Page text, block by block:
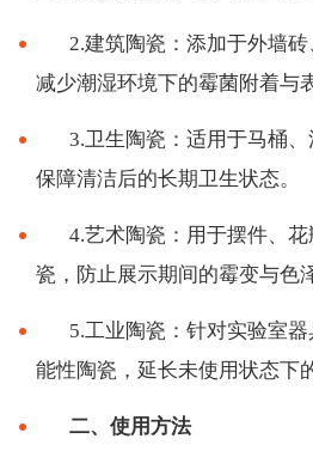
2.建筑陶瓷：添加于外墙
减少潮湿环境下的霉菌附着与
3.卫生陶瓷：适用于马桶、
保障清洁后的长期卫生状态。
4.艺术陶瓷：用于摆件、
瓷，防止展示期间的霉变与色
5.工业陶瓷：针对实验室
能性陶瓷，延长未使用状态下
二、使用方法